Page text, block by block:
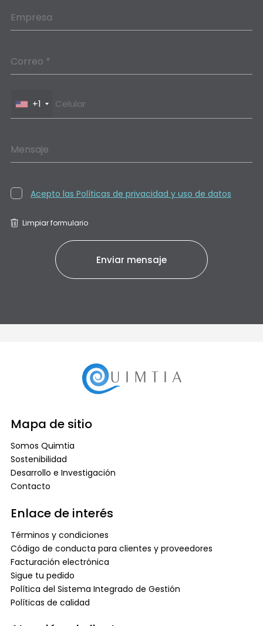
Empresa
Correo *
+1
Mensaje
Acepto las Políticas de privacidad y uso de datos
Limpiar formulario
Mapa de sitio
Somos Quimtia
Sostenibilidad
Desarrollo e Investigación
Contacto
Enlace de interés
Términos y condiciones
Código de conducta para clientes y proveedores
Facturación electrónica
Sigue tu pedido
Política del Sistema Integrado de Gestión
Políticas de calidad